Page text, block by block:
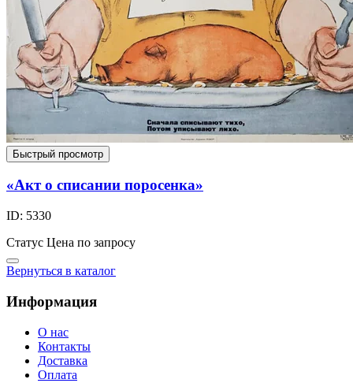
Быстрый просмотр
«Акт о списании поросенка»
ID: 5330
Статус Цена по запросу
Вернуться в каталог
Информация
О нас
Контакты
Доставка
Оплата